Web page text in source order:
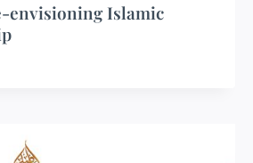
envisioning Islamic